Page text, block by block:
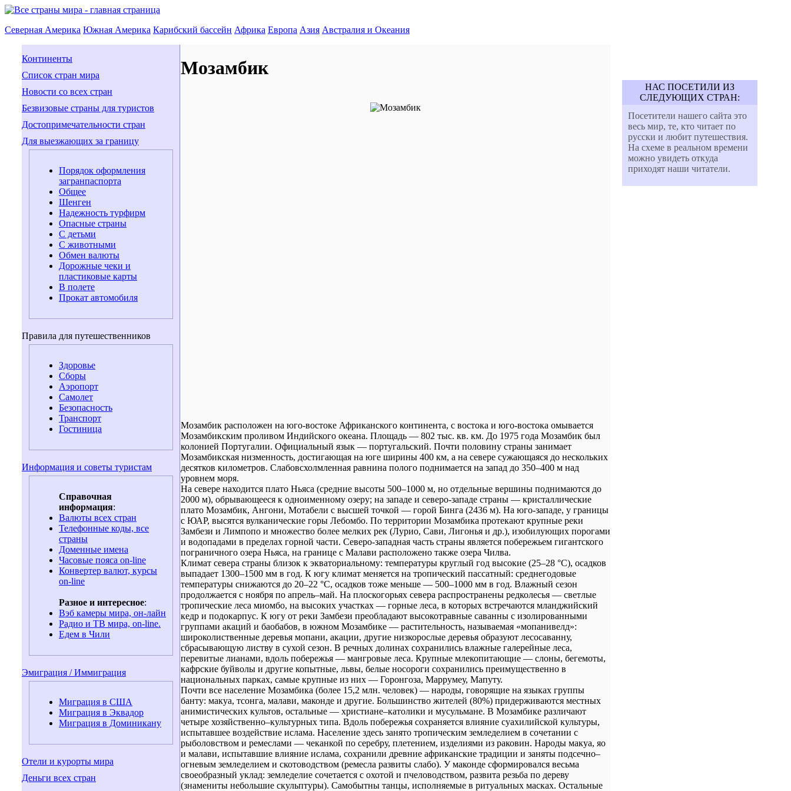
Северная Америка Южная Америка Карибский бассейн Африка Европа Азия Австралия и Океания
Континенты
Список стран мира
Новости со всех стран
Безвизовые страны для туристов
Достопримечательности стран
Для выезжающих за границу
Порядок оформления
загранпаспорта
Общее
Шенген
Надежность турфирм
Опасные страны
С детьми
С животными
Обмен валюты
Дорожные чеки и
пластиковые карты
В полете
Прокат автомобиля
Правила для путешественников
Здоровье
Сборы
Аэропорт
Самолет
Безопасность
Транспорт
Гостиница
Информация и советы туристам
Справочная
информация:
Валюты всех стран
Телефонные коды, все
страны
Доменные имена
Часовые пояса on-line
Конвертер валют, курсы
on-line
Разное и интересное:
Вэб камеры мира, он-лайн
Радио и ТВ мира, on-line.
Едем в Чили
Эмиграция / Иммиграция
Миграция в США
Миграция в Эквадор
Миграция в Доминикану
Отели и курорты мира
Деньги всех стран
Мозамбик
Мозамбик расположен на юго-востоке Африканского континента, с востока и юго-востока омывается
Мозамбикским проливом Индийского океана. Площадь — 802 тыс. кв. км. До 1975 года Мозамбик был
колонией Португалии. Официальный язык — португальский. Почти половину страны занимает
Мозамбикская низменность, достигающая на юге ширины 400 км, а на севере сужающаяся до нескольких
десятков километров. Слабовсхолмленная равнина полого поднимается на запад до 350–400 м над
уровнем моря.
На севере находится плато Ньяса (средние высоты 500–1000 м, но отдельные вершины поднимаются до
2000 м), обрывающееся к одноименному озеру; на западе и северо-западе страны — кристаллические
плато Мозамбик, Ангони, Мотабели с высшей точкой — горой Бинга (2436 м). На юго-западе, у границы
с ЮАР, высятся вулканические горы Лебомбо. По территории Мозамбика протекают крупные реки
Замбези и Лимпопо и множество более мелких рек (Лурио, Сави, Лигонья и др.), изобилующих порогами
и водопадами в пределах горной части. Северо-западная часть страны является побережьем гигантского
пограничного озера Ньяса, на границе с Малави расположено также озера Чилва.
Климат севера страны близок к экваториальному: температуры круглый год высокие (25–28 °C), осадков
выпадает 1300–1500 мм в год. К югу климат меняется на тропический пассатный: среднегодовые
температуры снижаются до 20–22 °C, осадков тоже меньше — 500–1000 мм в год. Влажный сезон
продолжается с ноября по апрель–май. На плоскогорьях севера распространены редколесья — светлые
тропические леса миомбо, на высоких участках — горные леса, в которых встречаются мланджийский
кедр и подокарпус. К югу от реки Замбези преобладают высокотравные саванны с изолированными
группами акаций и баобабов, в южном Мозамбике — растительность, называемая «мопанивелд»:
широколиственные деревья мопани, акации, другие низкорослые деревья образуют лесосаванну,
сбрасывающую листву в сухой сезон. В речных долинах сохранились влажные галерейные леса,
перевитые лианами, вдоль побережья — мангровые леса. Крупные млекопитающие — слоны, бегемоты,
кафрские буйволы и другие копытные, львы, белые носороги сохранились преимущественно в
национальных парках, самые крупные из них — Горонгоза, Маррумеу, Мапуту.
Почти все население Мозамбика (более 15,2 млн. человек) — народы, говорящие на языках группы
банту: макуа, тсонга, малави, маконде и другие. Большинство жителей (80%) придерживаются местных
анимистических культов, остальные — христиане–католики и мусульмане. В Мозамбике различают
четыре хозяйственно–культурных типа. Вдоль побережья сохраняется влияние суахилийской культуры,
испытавшее воздействие ислама. Население здесь занято тропическим земледелием в сочетании с
рыболовством и ремеслами — чеканкой по серебру, плетением, изделиями из раковин. Народы макуа, яо
и малави, испытавшие влияние ислама, сохранили древние африканские традиции и заняты подсечно–
огневым земледелием и скотоводством (ремесла развиты слабо). У маконде сформировался весьма
своеобразный уклад: земледелие сочетается с охотой и пчеловодством, развита резьба по дереву
(знамениты небольшие скульптуры). Самобытны танцы, исполняемые в ритуальных масках. Остальные
НАС ПОСЕТИЛИ ИЗ
СЛЕДУЮЩИХ СТРАН:
Посетители нашего сайта это
весь мир, те, кто читает по
русски и любит путешествия.
На схеме в реальном времени
можно увидеть откуда
приходят наши читатели.